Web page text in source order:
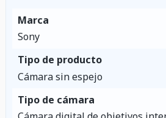
Marca
Sony
Tipo de producto
Cámara sin espejo
Tipo de cámara